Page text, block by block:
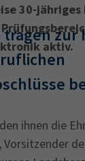
30-
aktiv.
tragen zur
ihnen die
Vorsitzender